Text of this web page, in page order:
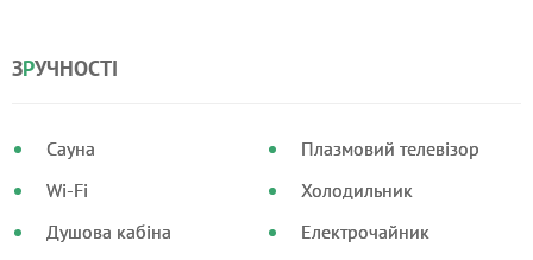
ЗРУЧНОСТІ
Сауна
Wi-Fi
Душова кабіна
Плазмовий телевізор
Холодильник
Електрочайник